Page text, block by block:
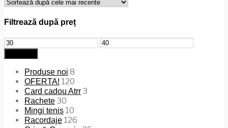
Filtrează după preț
Preț
minim
Preț
maxim
Produse noi 8
OFERTA! 120
Card cadou Atrr3
Rachete30
Mingi tenis 10
Racordaje 126